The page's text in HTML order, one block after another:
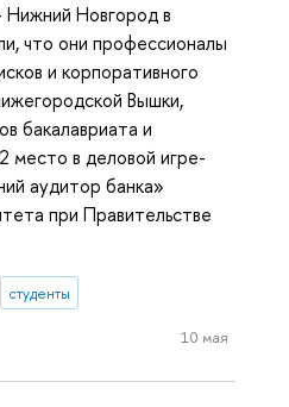
Новгород в
что они профессионалы
и корпоративного
Вышки,
бакалавриата и
место в деловой игре-
аудитор банка»
при Правительстве
студенты
10 мая